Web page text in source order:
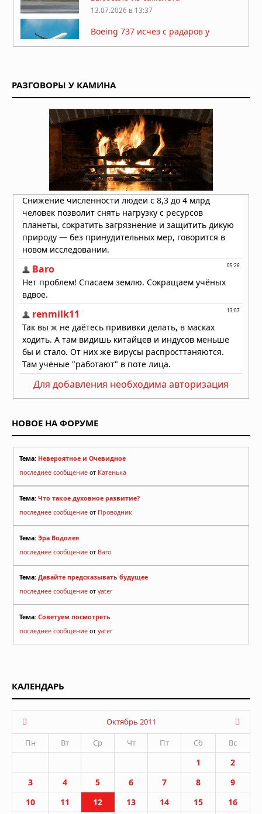
13.07.2026 в 13:37
Boeing 737 исчез с радаров у
побережья Пакистана
охотника насмерть затоптало стадо
слонов в Габоне
25.04.2026 в 07:33
Китай закрыл огромную зону
воздушного пространства над
Шанхаем на 40 дней без
объяснения причин
13.04.2026 в 09:19
Десятая: в Калифорнии пропал
учёный-ракетчик, владелец
уникального патента на оборонные
технологии
11.04.2026 в 09:52
«Я отказался от карьеры, чтобы
обнародовать это»: посланник ООН
подал в отставку из-за заявлений о
02.04.2026 в 09:59
вырвалась из-под земли в центре
японского города: очевидцы в шоке
13.03.2026 в 07:10
Американский «самолет судного
дня» замечен приземляющимся в
Вашингтоне
08.12.2025 в 15:19
РАЗГОВОРЫ У КАМИНА
Для добавления необходима авторизация
НОВОЕ НА ФОРУМЕ
Тема: Невероятное и Очевидное
последнее сообщение от Катенька
Тема: Что такое духовное развитие?
последнее сообщение от Проводник
Тема: Эра Водолея
последнее сообщение от Baro
Тема: Давайте предсказывать будущее
последнее сообщение от yater
Тема: Советуем посмотреть
последнее сообщение от yater
КАЛЕНДАРЬ
Октябрь 2011
Пн
Вт Ср Чт Пт Сб Вс
1
2
3
4 5 6 7 8
9
10
11 12 13 14 15
16